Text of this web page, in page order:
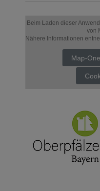
Beim Laden dieser
von
Nähere Informationen
Map-